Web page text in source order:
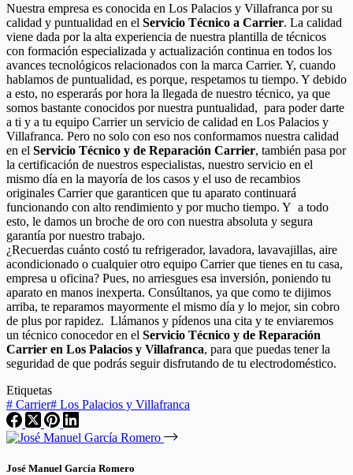
Nuestra empresa es conocida en Los Palacios y Villafranca por su
calidad y puntualidad en el Servicio Técnico a Carrier. La calidad
viene dada por la alta experiencia de nuestra plantilla de técnicos
con formación especializada y actualización continua en todos los
avances tecnológicos relacionados con la marca Carrier. Y, cuando
hablamos de puntualidad, es porque, respetamos tu tiempo. Y debido
a esto, no esperarás por hora la llegada de nuestro técnico, ya que
somos bastante conocidos por nuestra puntualidad, para poder darte
a ti y a tu equipo Carrier un servicio de calidad en Los Palacios y
Villafranca. Pero no solo con eso nos conformamos nuestra calidad
en el Servicio Técnico y de Reparación Carrier, también pasa por
la certificación de nuestros especialistas, nuestro servicio en el
mismo día en la mayoría de los casos y el uso de recambios
originales Carrier que garanticen que tu aparato continuará
funcionando con alto rendimiento y por mucho tiempo. Y a todo
esto, le damos un broche de oro con nuestra absoluta y segura
garantía por nuestro trabajo.
¿Recuerdas cuánto costó tu refrigerador, lavadora, lavavajillas, aire
acondicionado o cualquier otro equipo Carrier que tienes en tu casa,
empresa u oficina? Pues, no arriesgues esa inversión, poniendo tu
aparato en manos inexperta. Consúltanos, ya que como te dijimos
arriba, te reparamos mayormente el mismo día y lo mejor, sin cobro
de plus por rapidez. Llámanos y pídenos una cita y te enviaremos
un técnico conocedor en el Servicio Técnico y de Reparación
Carrier en Los Palacios y Villafranca, para que puedas tener la
seguridad de que podrás seguir disfrutando de tu electrodoméstico.
Etiquetas
# Carrier# Los Palacios y Villafranca
José Manuel García Romero